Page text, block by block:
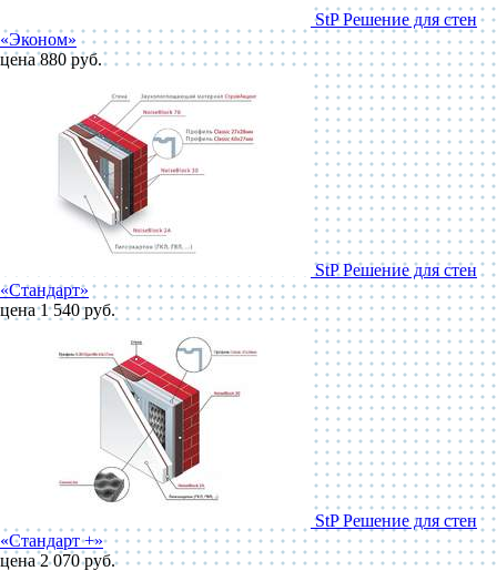
StP Решение для стен
«Эконом»
цена 880 руб.
StP Решение для стен
«Стандарт»
цена 1 540 руб.
StP Решение для стен
«Стандарт +»
цена 2 070 руб.